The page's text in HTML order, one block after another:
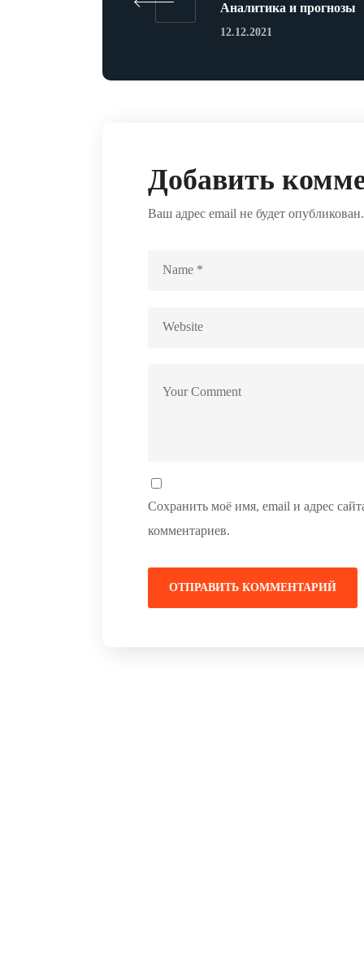
Аналитика и прогнозы
12.12.2021
Добавить
Ваш адрес email не будет опубликован.
Сохранить моё имя, email и адрес
комментариев.